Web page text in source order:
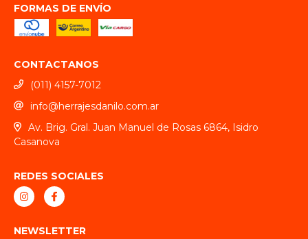
FORMAS DE ENVÍO
CONTACTANOS
(011) 4157-7012
info@herrajesdanilo.com.ar
Av. Brig. Gral. Juan Manuel de Rosas 6864, Isidro
Casanova
REDES SOCIALES
NEWSLETTER